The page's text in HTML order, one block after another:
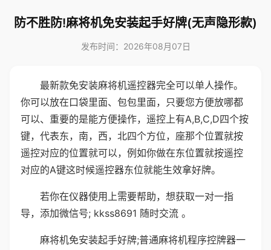
防不胜防!麻将机免安装起手好牌(无声隐形款)
发布时间：2026年08月07日
最新款免安装麻将机遥控器完全可以单人操作。
你可以放在口袋里面、包包里面，只要您方便放哪都
可以、重要的是能方便操作，遥控上有A,B,C,D四个按
键，代表东，南，西，北四个方位，座那个位置就按
遥控对应的位置就可以，例如你做在东位置就按遥控
对应的A键这时候遥控器东位就能生效拿好牌。
若你在仪器使用上需要帮助，想获取一对一指
导，添加微信号; kkss8691 随时交流 。
麻将机免安装起手好牌;普通麻将机程序控牌器一